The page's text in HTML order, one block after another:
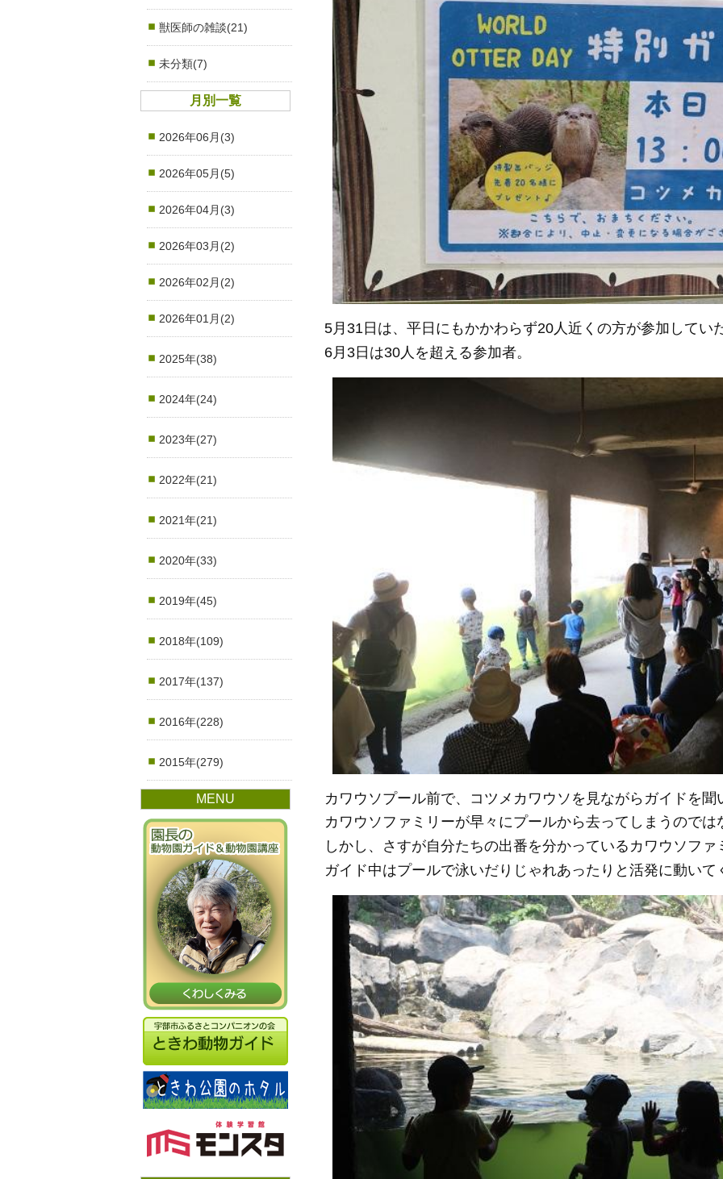
5月31日は、平日にもかかわらず20人近くの方が参加してい
6月3日は30人を超える参加者。
カワウソプール前で、コツメカワウソを見ながらガイドを
カワウソファミリーが早々にプールから去ってしまうので
しかし、さすが自分たちの出番を分かっているカワウソファ
ガイド中はプールで泳いだりじゃれあったりと活発に動いて
獣医師の雑談(21)
未分類(7)
月別一覧
2026年06月(3)
2026年05月(5)
2026年04月(3)
2026年03月(2)
2026年02月(2)
2026年01月(2)
2025年(38)
2024年(24)
2023年(27)
2022年(21)
2021年(21)
2020年(33)
2019年(45)
2018年(109)
2017年(137)
2016年(228)
2015年(279)
MENU